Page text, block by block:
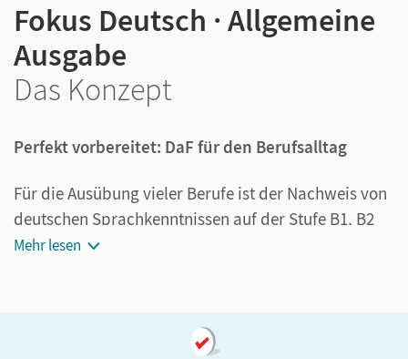
Fokus Deutsch · Allgemeine
Ausgabe
Das Konzept
Perfekt vorbereitet: DaF für den Berufsalltag
Für die Ausübung vieler Berufe ist der Nachweis von
deutschen Sprachkenntnissen auf der Stufe B1, B2
oder C1 erforderlich. Mit einem breit gefächerten
Erfolgreich in Alltag und Beruf
Mehr lesen